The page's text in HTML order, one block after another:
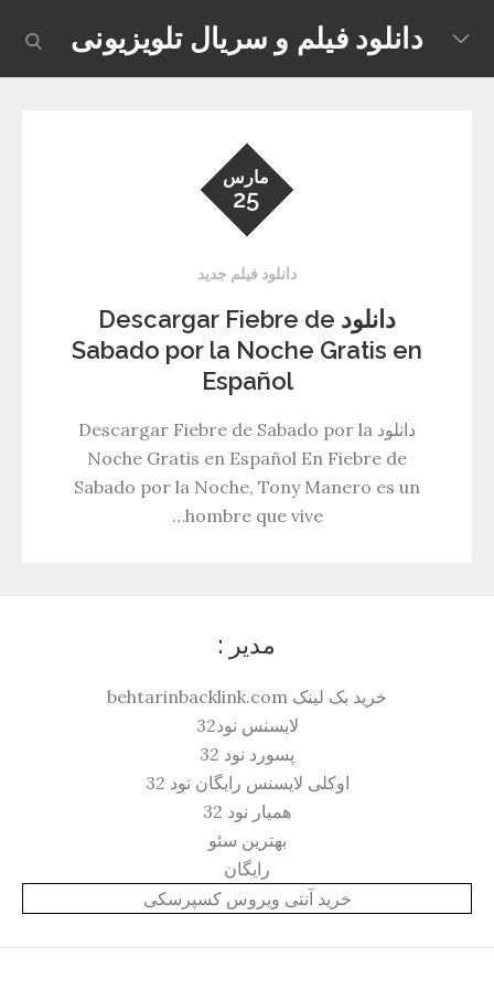
content
دانلود فیلم و سریال تلویزیونی
مارس
25
دانلود فیلم جدید
دانلود Descargar Fiebre de
Sabado por la Noche Gratis en
Español
دانلود Descargar Fiebre de Sabado por la
Noche Gratis en Español En Fiebre de
Sabado por la Noche, Tony Manero es un
hombre que vive…
مدیر :
خرید بک لینک behtarinbacklink.com
لایسنس نود32
پسورد نود 32
اوکلی لایسنس رایگان نود 32
همیار نود 32
بهترین سئو
رایگان
خرید آنتی ویروس کسپرسکی